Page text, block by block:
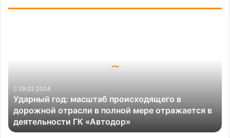
отрасли
полной
мере
отражается
29.02.2024
Ударный год: масштаб происходящего в
дорожной отрасли в полной мере отражается в
деятельности ГК «Автодор»